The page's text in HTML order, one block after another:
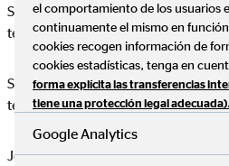
Servicios en él incluidos implicará
términos legales recogidos en este
Servicios en él incluidos implicará
términos legales recogidos en este
José Manuel Santos Ramírez se
el comportamiento de los usuarios
continuamente el mismo en
cookies recogen información de
cookies estadísticas, tenga en
forma explícita las transferencias
tiene una protección legal adecuada).
Google Analytics